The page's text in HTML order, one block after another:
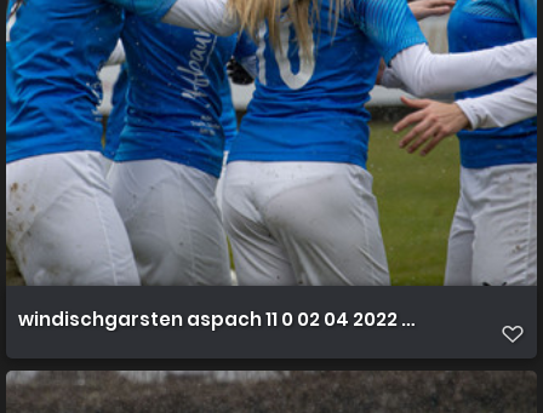
windischgarsten aspach 11 0 02 04 2022 25